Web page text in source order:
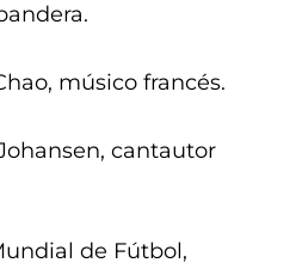
músico francés.
cantautor
de Fútbol,